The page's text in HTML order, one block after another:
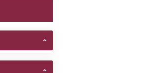
0.00020909309387207